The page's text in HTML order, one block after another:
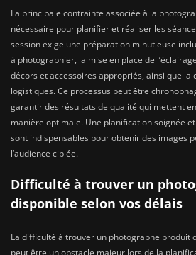
La principale contrainte associée à la
nécessaire pour planifier et réaliser les
session exige une préparation minutieuse
à photographier, la mise en place de
décors et accessoires appropriés, ainsi que la
logistiques. Ce processus peut être
garantir des résultats de qualité qui mettent
manière optimale. Une planification soignée
sont indispensables pour obtenir des images
l’audience ciblée.
Difficulté à trouver un
disponible selon vos délais
La difficulté à trouver un photographe produit
peut être un obstacle majeur lors de la